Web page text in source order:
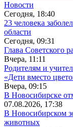
Новости
Сегодня, 18:40
23 человека
области
Сегодня, 09:31
Глава Советского
Вчера, 11:11
Родителям и
«Дети вместо
Вчера, 09:15
В Новосибирске
07.08.2026, 17:38
В Новосибирском
животных